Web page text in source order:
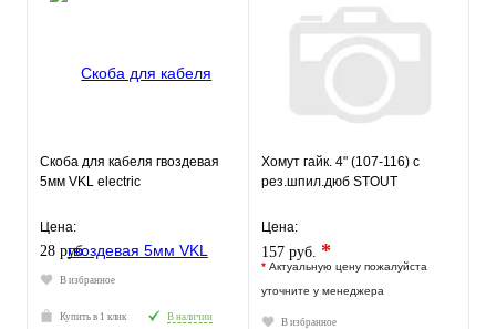
Скоба для кабеля гвоздевая
5мм VKL electric
Цена:
28 руб.
В избранное
Купить в 1 клик В наличии
Хомут гайк. 4" (107-116) с
рез.шпил.дюб STOUT
Цена:
157 руб. *
* Актуальную цену пожалуйста
уточните у менеджера
В избранное